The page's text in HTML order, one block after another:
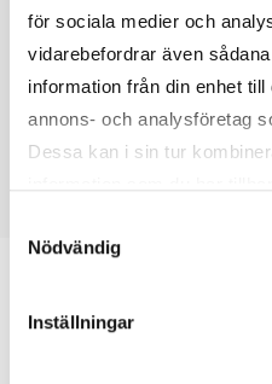
för sociala medier och
vidarebefordrar även
information från din enhet
annons- och analysföretag
Dessa kan i sin tur
Nödvändig
Inställningar
Tryckyta 180x15